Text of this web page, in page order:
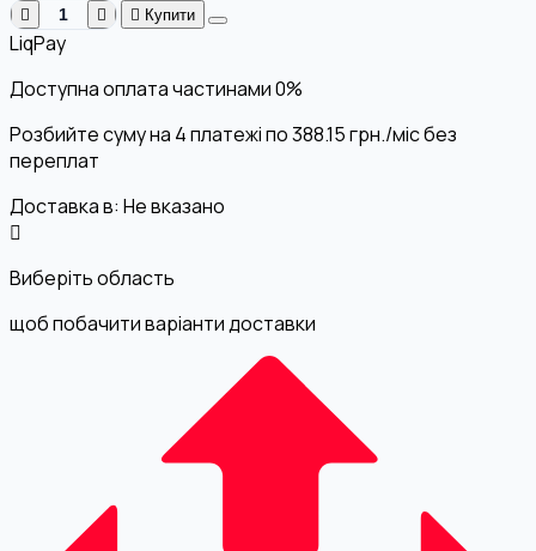
Купити
LiqPay
Доступна оплата частинами0%
Розбийте суму на 4 платежі по388.15грн./міс без
переплат
Доставка в: Не вказано
Виберіть область
щоб побачити варіанти доставки